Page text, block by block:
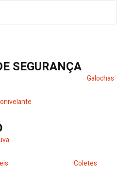
SEGURANÇA
Galochas
Coletes